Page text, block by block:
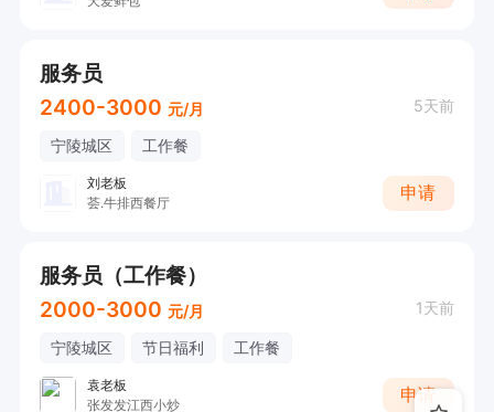
服务员
2400-3000 元/月 5天前
宁陵城区 工作餐
刘老板
荟.牛排西餐厅
申请
服务员（工作餐）
2000-3000 元/月 1天前
宁陵城区 节日福利 工作餐
袁老板
张发发江西小炒
申请